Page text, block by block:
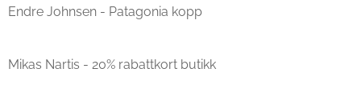
Endre Johnsen - Patagonia kopp
Mikas Nartis - 20% rabattkort butikk